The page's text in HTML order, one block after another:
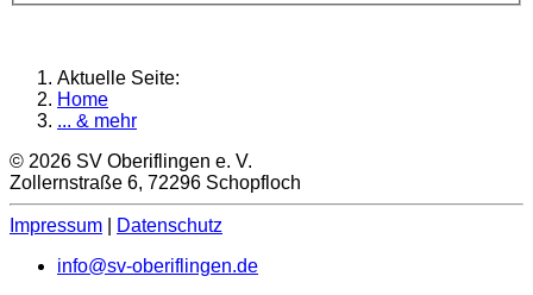
Aktuelle Seite:
Home
... & mehr
© 2026 SV Oberiflingen e. V.
Zollernstraße 6, 72296 Schopfloch
Impressum
Datenschutz
info@sv-oberiflingen.de